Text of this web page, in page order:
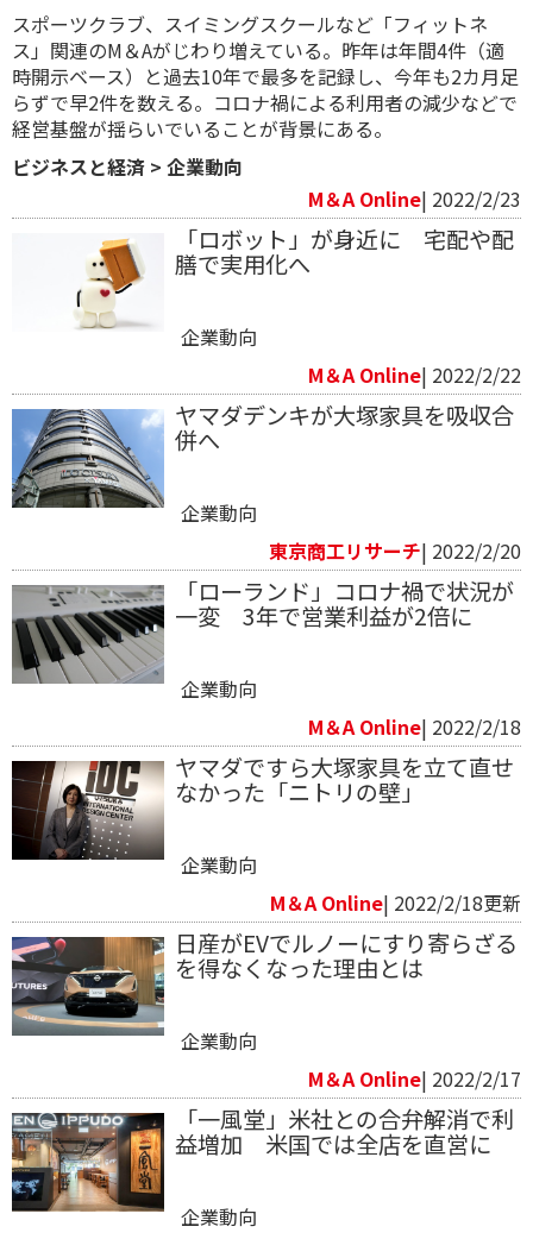
スポーツクラブ、スイミングスクールなど「フィットネ
ス」関連のM＆Aがじわり増えている。昨年は年間4件（適
時開示ベース）と過去10年で最多を記録し、今年も2カ月足
らずで早2件を数える。コロナ禍による利用者の減少などで
経営基盤が揺らいでいることが背景にある。
ビジネスと経済 > 企業動向
M＆A Online| 2022/2/23
「ロボット」が身近に 宅配や配
膳で実用化へ
企業動向
M＆A Online| 2022/2/22
ヤマダデンキが大塚家具を吸収合
併へ
企業動向
東京商工リサーチ| 2022/2/20
「ローランド」 コロナ禍で状況が
一変 3年で営業利益が2倍に
企業動向
M＆A Online| 2022/2/18
ヤマダですら大塚家具を立て直せ
なかった「ニトリの壁」
企業動向
M＆A Online| 2022/2/18更新
日産がEVでルノーにすり寄らざる
を得なくなった理由とは
企業動向
M＆A Online| 2022/2/17
「一風堂」米社との合弁解消で利
益増加 米国では全店を直営に
企業動向